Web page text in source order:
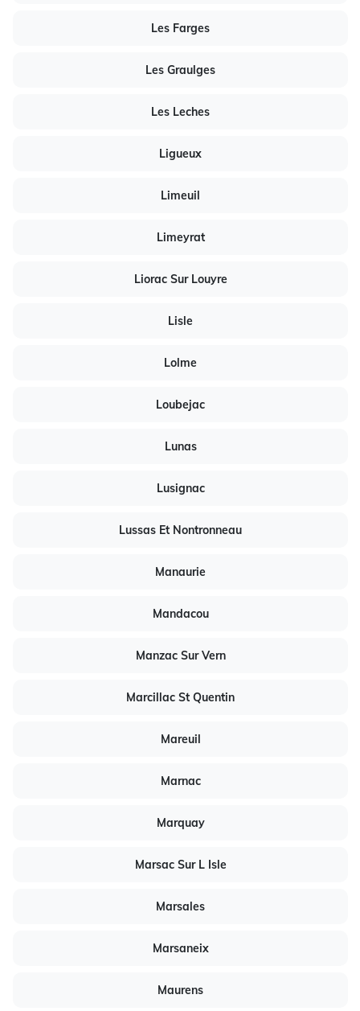
Les Farges
Les Graulges
Les Leches
Ligueux
Limeuil
Limeyrat
Liorac Sur Louyre
Lisle
Lolme
Loubejac
Lunas
Lusignac
Lussas Et Nontronneau
Manaurie
Mandacou
Manzac Sur Vern
Marcillac St Quentin
Mareuil
Marnac
Marquay
Marsac Sur L Isle
Marsales
Marsaneix
Maurens